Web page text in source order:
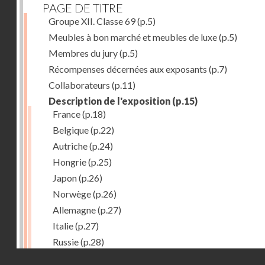
PAGE DE TITRE
Groupe XII. Classe 69(p.5)
Meubles à bon marché et meubles de luxe(p.5)
Membres du jury(p.5)
Récompenses décernées aux exposants (p.7)
Collaborateurs (p.11)
Description de l'exposition (p.15)
France(p.18)
Belgique(p.22)
Autriche(p.24)
Hongrie(p.25)
Japon(p.26)
Norwège(p.26)
Allemagne(p.27)
Italie(p.27)
Russie(p.28)